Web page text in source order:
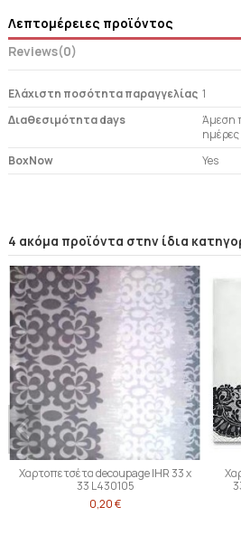
Λεπτομέρειες προϊόντος
Reviews(0)
Ελάχιστη ποσότητα παραγγελίας 1
Διαθεσιμότητα days
Άμεση
ημέρες
BoxNow
Yes
4 ακόμα προϊόντα στην ίδια
Χαρτοπετσέτα decoupage IHR 33 x
33 L430105
0,20 €